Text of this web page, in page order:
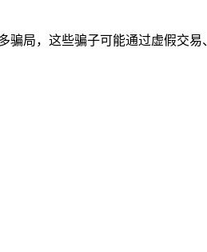
骗局，这些骗子可能通过虚假交